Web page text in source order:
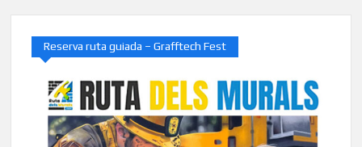
Reserva ruta guiada – Grafftech Fest